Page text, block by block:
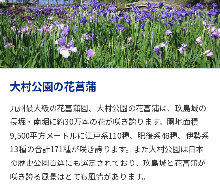
大村公園の花菖蒲
九州最大級の花菖蒲園、大村公園の花菖蒲は、玖島城の
長堀・南堀に約30万本の花が咲き誇ります。園地面積
9,500平方メートルに江戸系110種、肥後系48種、伊勢系
13種の合計171種が咲き誇ります。また大村公園は日本
の歴史公園百選にも選定されており、玖島城と花菖蒲が
咲き誇る風景はとても風情があります。